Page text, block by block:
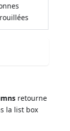
retourne
la list box